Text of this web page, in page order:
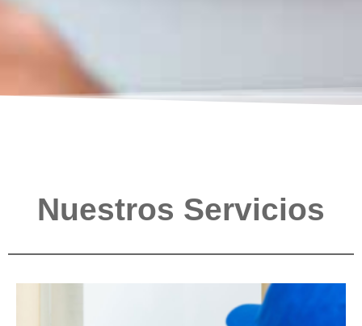
Nuestros Servicios